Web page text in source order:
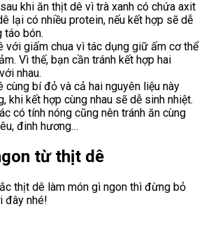
khi ăn thịt dê vì trà xanh có chứa axit
lại có nhiều protein, nếu kết hợp sẽ dễ
táo bón.
với giấm chua vì tác dụng giữ ấm cơ thể
Vì thế, bạn cần tránh kết hợp hai
nhau.
cùng bí đỏ và cả hai nguyên liệu này
khi kết hợp cùng nhau sẽ dễ sinh nhiệt.
có tính nóng cũng nên tránh ăn cùng
đinh hương…
từ thịt dê
thịt dê làm món gì ngon thì đừng bỏ
đây nhé!